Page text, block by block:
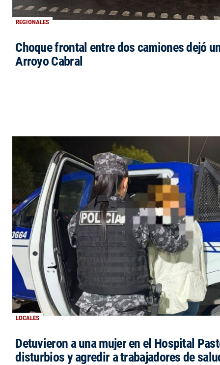
REGIONALES
Choque frontal entre dos camiones dejó
Arroyo Cabral
LOCALES
Detuvieron a una mujer en el Hospital
disturbios y agredir a trabajadores de